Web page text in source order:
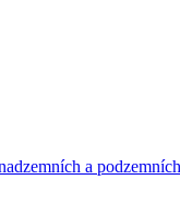
a